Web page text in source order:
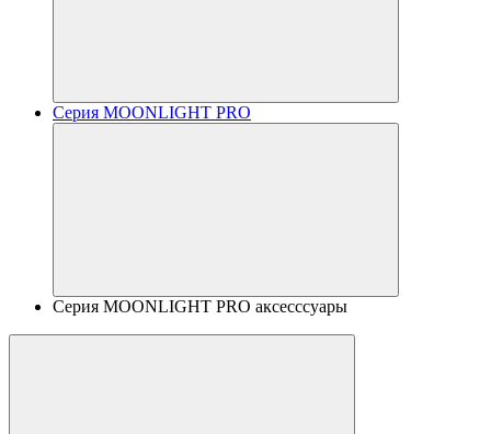
Серия MOONLIGHT PRO
Серия MOONLIGHT PRO аксесссуары